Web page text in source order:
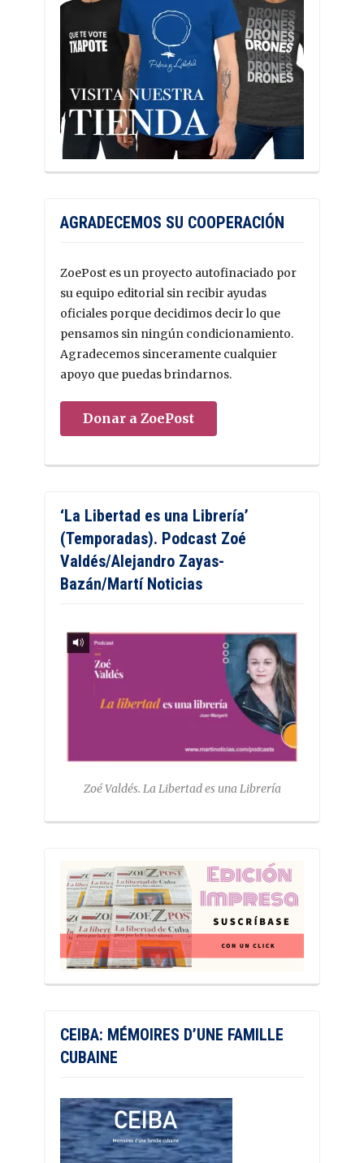
AGRADECEMOS SU COOPERACIÓN
ZoePost es un proyecto autofinaciado por
su equipo editorial sin recibir ayudas
oficiales porque decidimos decir lo que
pensamos sin ningún condicionamiento.
Agradecemos sinceramente cualquier
apoyo que puedas brindarnos.
Donar a ZoePost
‘La Libertad es una Librería’
(Temporadas). Podcast Zoé
Valdés/Alejandro Zayas-
Bazán/Martí Noticias
Zoé Valdés. La Libertad es una Librería
CEIBA: MÉMOIRES D’UNE FAMILLE
CUBAINE